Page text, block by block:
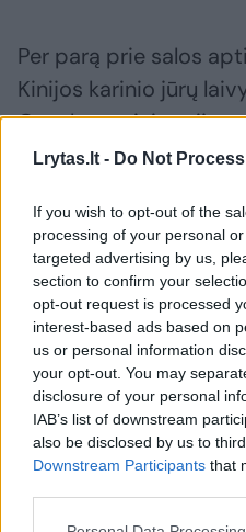
Lrytas.lt - Do Not
If you wish to opt-out of the
processing of your personal
targeted advertising by us,
section to confirm your
opt-out request is processed
interest-based ads based on
us or personal information
your opt-out. You may
disclosure of your personal
IAB’s list of downstream
also be disclosed by us to
Downstream Participants that
Per parą prie salos
Kinijos karinio jūrų
Gynybos ministerija.
18 d. Taivano
Britanijos karališkojo
„HMS Spey“,
užsienio reikalų
Susiję